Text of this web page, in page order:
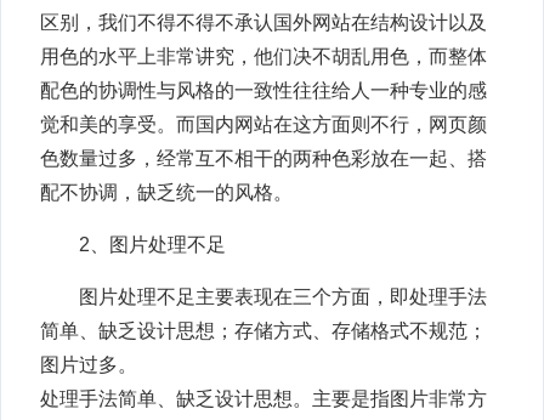
区别，我们不得不得不承认国外网站在结构设计以及
用色的水平上非常讲究，他们决不胡乱用色，而整体
配色的协调性与风格的一致性往往给人一种专业的感
觉和美的享受。而国内网站在这方面则不行，网页颜
色数量过多，经常互不相干的两种色彩放在一起、搭
配不协调，缺乏统一的风格。
2、图片处理不足
图片处理不足主要表现在三个方面，即处理手法
简单、缺乏设计思想；存储方式、存储格式不规范；
图片过多。
处理手法简单、缺乏设计思想。主要是指图片非常方